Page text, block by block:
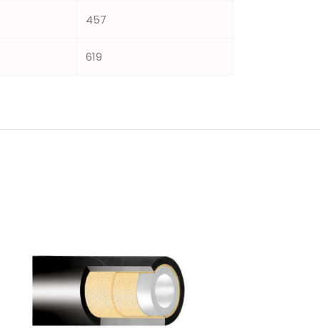
457
619